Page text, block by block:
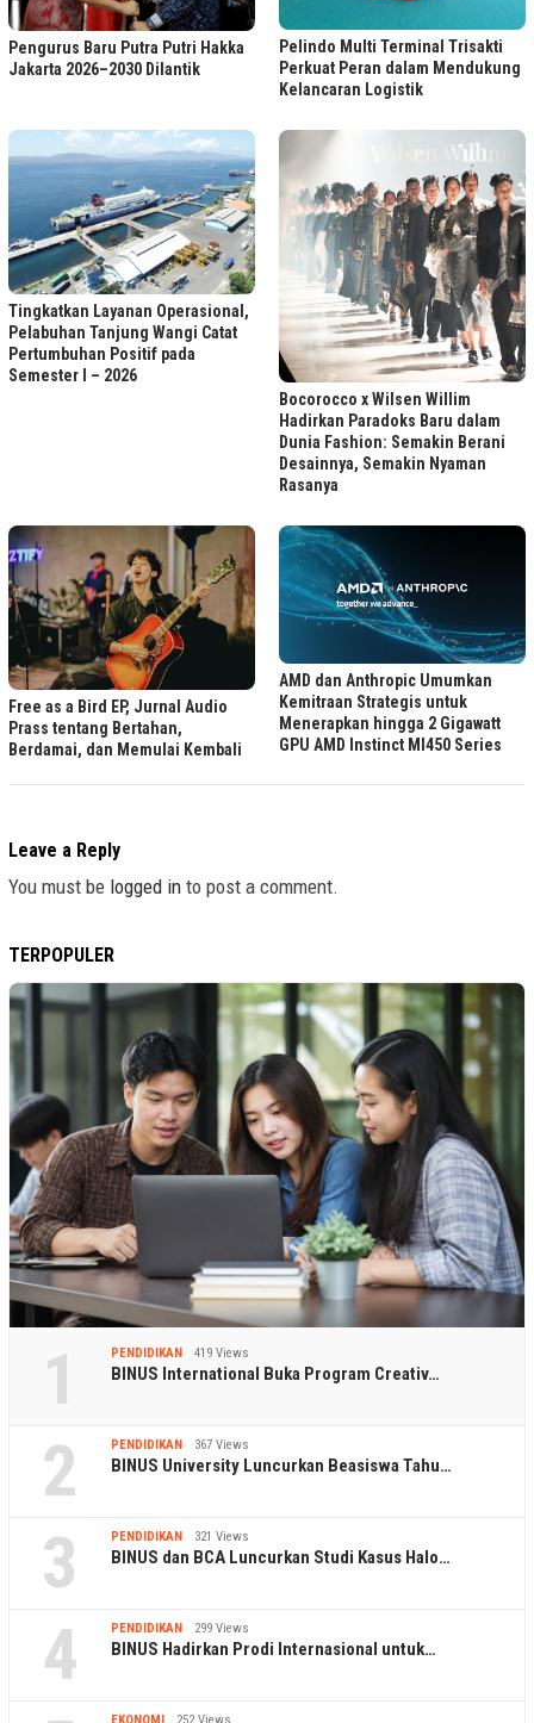
Pengurus Baru Putra Putri Hakka
Jakarta 2026–2030 Dilantik
Pelindo Multi Terminal Trisakti
Perkuat Peran dalam Mendukung
Kelancaran Logistik
Tingkatkan Layanan Operasional,
Pelabuhan Tanjung Wangi Catat
Pertumbuhan Positif pada
Semester I – 2026
Bocorocco x Wilsen Willim
Hadirkan Paradoks Baru dalam
Dunia Fashion: Semakin Berani
Desainnya, Semakin Nyaman
Rasanya
Free as a Bird EP, Jurnal Audio
Prass tentang Bertahan,
Berdamai, dan Memulai Kembali
AMD dan Anthropic Umumkan
Kemitraan Strategis untuk
Menerapkan hingga 2 Gigawatt
GPU AMD Instinct MI450 Series
Leave a Reply
You must be logged in to post a comment.
TERPOPULER
1 PENDIDIKAN 419 Views
BINUS International Buka Program Creativ…
2 PENDIDIKAN 367 Views
BINUS University Luncurkan Beasiswa Tahu…
3 PENDIDIKAN 321 Views
BINUS dan BCA Luncurkan Studi Kasus Halo…
4 PENDIDIKAN 299 Views
BINUS Hadirkan Prodi Internasional untuk…